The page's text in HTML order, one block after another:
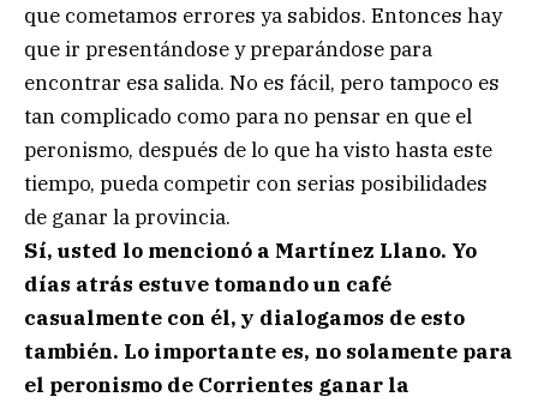
que cometamos errores ya sabidos. Entonces hay
que ir presentándose y preparándose para
encontrar esa salida. No es fácil, pero tampoco es
tan complicado como para no pensar en que el
peronismo, después de lo que ha visto hasta este
tiempo, pueda competir con serias posibilidades
de ganar la provincia.
Sí, usted lo mencionó a Martínez Llano. Yo
días atrás estuve tomando un café
casualmente con él, y dialogamos de esto
también. Lo importante es, no solamente para
el peronismo de Corrientes ganar la